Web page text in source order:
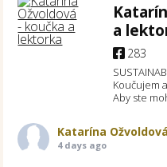
a
283
Koučujem
Aby ste
Katarína
4 days ago